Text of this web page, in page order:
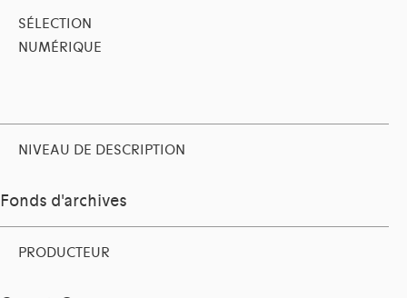
SÉLECTION
NUMÉRIQUE
NIVEAU DE DESCRIPTION
Fonds d'archives
PRODUCTEUR